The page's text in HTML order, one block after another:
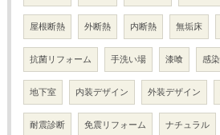
屋根断熱 外断熱 内断熱 無垢床
抗菌リフォーム 手洗い場 漆喰 感
地下室 内装デザイン 外装デザイン
耐震診断 免震リフォーム ナチュラル